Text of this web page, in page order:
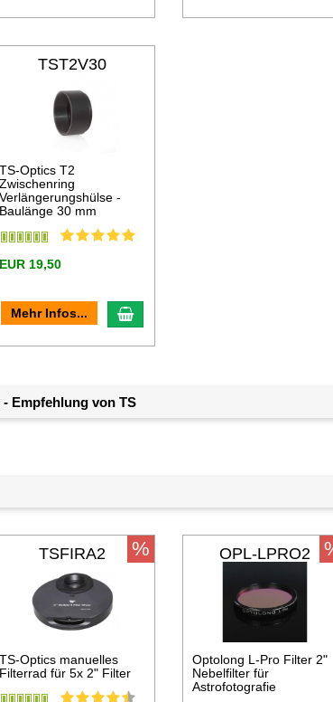
TST2V30
TS-Optics T2
Zwischenring
Verlängerungshülse -
Baulänge 30 mm
EUR 19,50
Mehr Infos... In den Warenkorb
Empfehlung von TS
TSFIRA2
TS-Optics manuelles
Filterrad für 5x 2" Filter
% OPL-LPRO2
Optolong L-Pro Filter 2"
Nebelfilter für
Astrofotografie